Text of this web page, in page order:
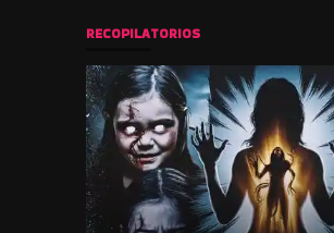
RECOPILATORIOS